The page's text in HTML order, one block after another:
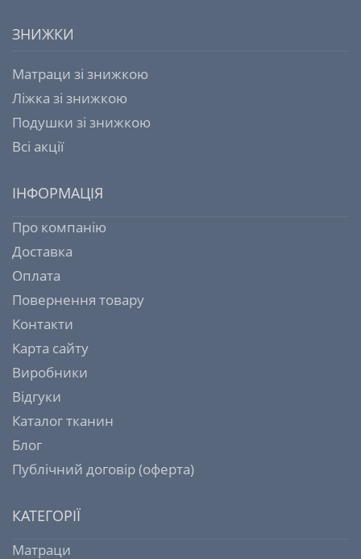
ЗНИЖКИ
Матраци зі знижкою
Ліжка зі знижкою
Подушки зі знижкою
Всі акції
ІНФОРМАЦІЯ
Про компанію
Доставка
Оплата
Повернення товару
Контакти
Карта сайту
Виробники
Відгуки
Каталог тканин
Блог
Публічний договір (оферта)
КАТЕГОРІЇ
Матраци